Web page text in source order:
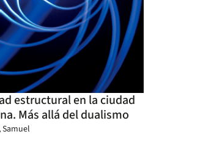
estructural en la ciudad
Más allá del dualismo